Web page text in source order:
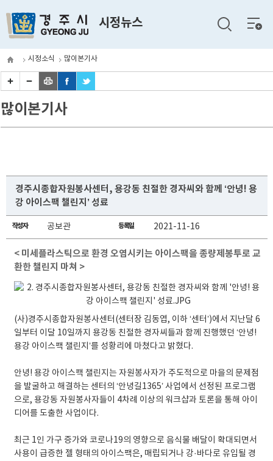
시정뉴스
전체
메뉴
시정소식 많이본기사
많이본기사
경주시종합자원봉사센터, 용강동 친절한 경자씨와 함께 ‘안녕! 용
강 아이스팩 챌린지’ 성료
작성자 공보관 등록일 2021-11-16
< 미세플라스틱으로 환경 오염시키는 아이스팩을 종량제봉투로 교
환한 챌린지 마쳐 >
(사)경주시종합자원봉사센터(센터장 김동엽, 이하 ‘센터’)에서 지난달 6
일부터 이달 10일까지 용강동 친절한 경자씨들과 함께 진행했던 ‘안녕!
용강 아이스팩 챌린지’를 성황리에 마쳤다고 밝혔다.
안녕! 용강 아이스팩 챌린지는 자원봉사자가 주도적으로 마을의 문제점
을 발굴하고 해결하는 센터의 ‘안녕길1365’ 사업에서 선정된 프로그램
으로, 용강동 자원봉사자들이 4차례 이상의 워크샵과 토론을 통해 아이
디어를 도출한 사업이다.
최근 1인 가구 증가와 코로나19의 영향으로 음식물 배달이 확대되면서
사용이 급증한 젤 형태의 아이스팩은, 매립되거나 강·바다로 유입될 경